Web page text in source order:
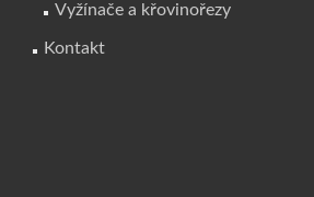
Vyžínače a křovinořezy
Kontakt